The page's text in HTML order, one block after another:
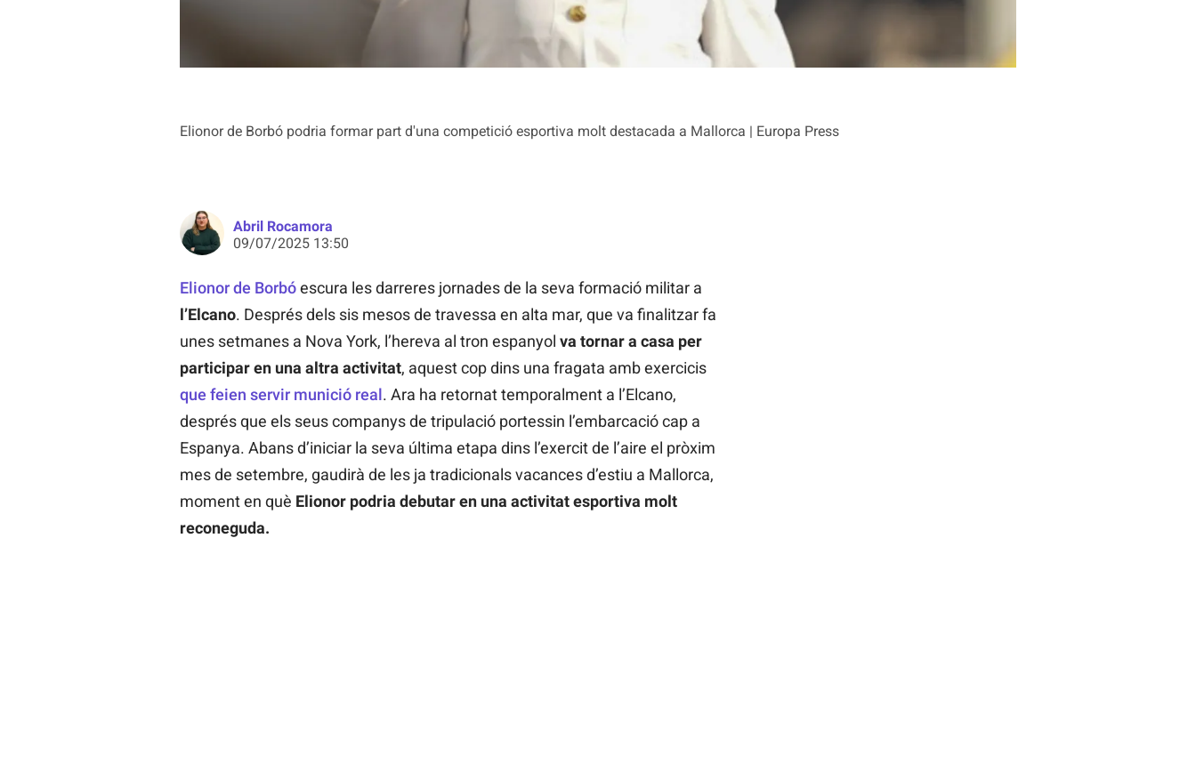
Elionor de Borbó podria formar part d'una competició esportiva molt destacada a Mallorca | Europa Press
Abril Rocamora
09/07/2025 13:50
Elionor de Borbóescura les darreres jornades de la seva formació militar a
l’Elcano. Després dels sis mesos de travessa en alta mar, que va finalitzar fa
unes setmanes a Nova York, l’hereva al tron espanyol va tornar a casa per
participar en una altra activitat, aquest cop dins una fragata amb exercicis
que feien servir munició real. Ara ha retornat temporalment a l’Elcano,
després que els seus companys de tripulació portessin l’embarcació cap a
Espanya. Abans d’iniciar la seva última etapa dins l’exercit de l’aire el pròxim
mes de setembre, gaudirà de les ja tradicionals vacances d’estiu a Mallorca,
moment en què Elionor podria debutar en una activitat esportiva molt
reconeguda.